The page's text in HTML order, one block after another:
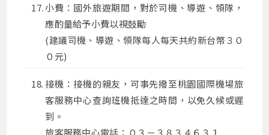
小費：國外旅遊期間，對於司機、導遊、領隊，
應酌量給予小費以視鼓勵
(建議司機、導遊、領隊每人每天共約新台幣３０
０元)
接機：接機的親友，可事先撥至桃園國際機場旅
客服務中心查詢班機抵達之時間，以免久候或遲
到。
旅客服務中心電話：０３－３８３４６３１